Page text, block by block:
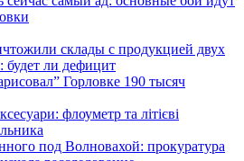
склады с продукцией двух
будет ли дефицит
Горловке 190 тысяч
флоуметр та літієві
под Волновахой: прокуратура